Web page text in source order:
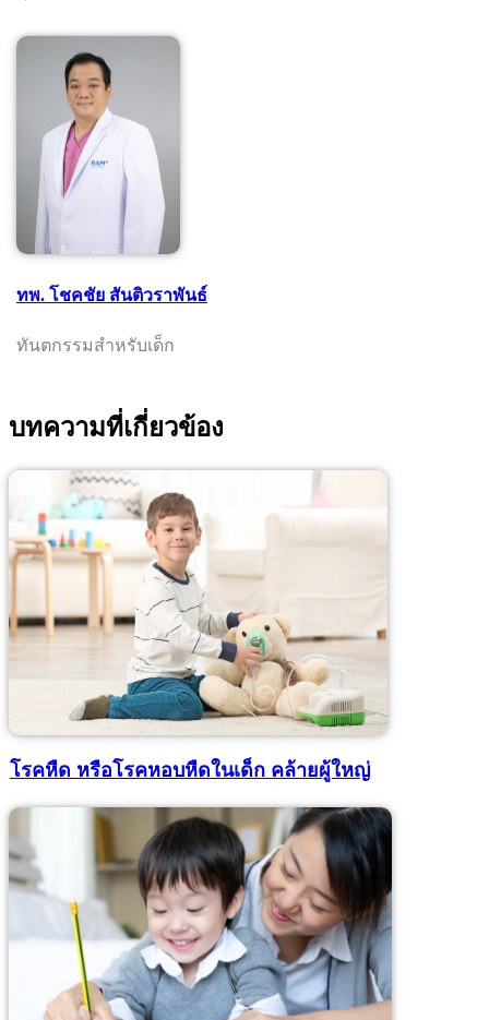
ทพ. โชคชัย สันติวราพันธ์
ทันตกรรมสำหรับเด็ก
บทความที่เกี่ยวข้อง
โรคหืด หรือโรคหอบหืดในเด็ก คล้ายผู้ใหญ่